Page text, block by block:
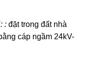
:đặt trong đất nhà
cáp ngầm 24kV-